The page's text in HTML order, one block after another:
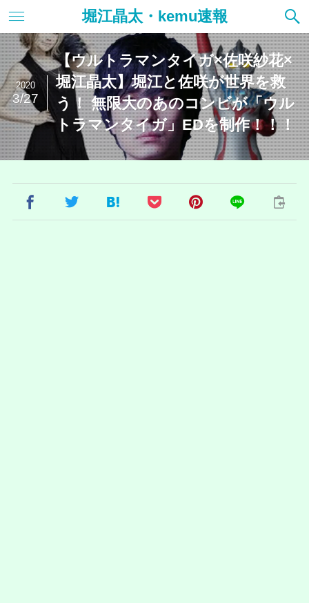
堀江晶太・kemu速報
【ウルトラマンタイガ×佐咲紗花×
堀江晶太】堀江と佐咲が世界を救
う！ 無限大のあのコンビが「ウル
トラマンタイガ」EDを制作！！！
2020
3/27